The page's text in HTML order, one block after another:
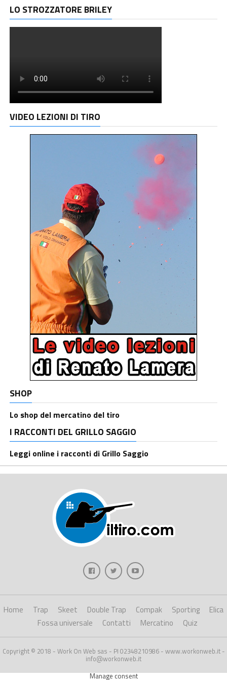
LO STROZZATORE BRILEY
VIDEO LEZIONI DI TIRO
SHOP
Lo shop del mercatino del tiro
I RACCONTI DEL GRILLO SAGGIO
Leggi online i racconti di Grillo Saggio
Home Trap Skeet Double Trap Compak Sporting
Elica
Fossa universale
Contatti Mercatino Quiz
Copyright © 2018 - Work On Web sas - PI 02348210986 - www.workonweb.it -
info@workonweb.it
Manage consent